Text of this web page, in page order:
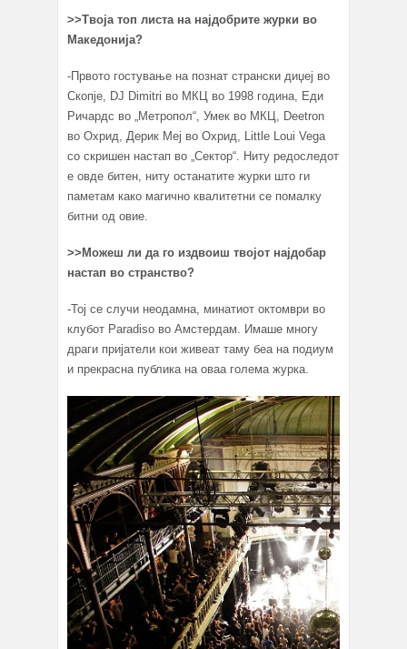
>>Твоја топ листа на најдобрите журки во
Македонија?
-Првото гостување на познат странски диџеј во
Скопје, DJ Dimitri во МКЦ во 1998 година, Еди
Ричардс во „Метропол“, Умек во МКЦ, Deetron
во Охрид, Дерик Меј во Охрид, Little Loui Vega
со скришен настап во „Сектор“. Ниту редоследот
е овде битен, ниту останатите журки што ги
паметам како магично квалитетни се помалку
битни од овие.
>>Можеш ли да го издвоиш твојот најдобар
настап во странство?
-Тој се случи неодамна, минатиот октомври во
клубот Paradiso во Амстердам. Имаше многу
драги пријатели кои живеат таму беа на подиум
и прекрасна публика на оваа голема журка.